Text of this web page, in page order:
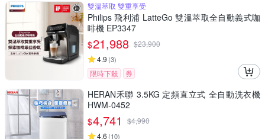
雙溫萃取 雙重享受
Philips 飛利浦 LatteGo 雙溫萃取全自動義式咖
啡機 EP3347
$21,988 $23,900
4.9 (3)
限時下殺 券
HERAN禾聯 3.5KG 定頻直立式 全自動洗衣機
HWM-0452
$4,741 $4,990
4.6 (10)